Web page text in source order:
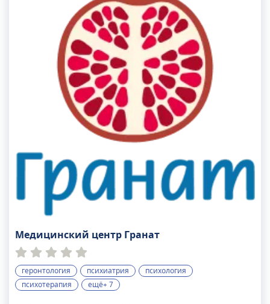
близкий вам человек отказывается даже
признавать проблему, доктор подскажет как
убедить его в необходимости лечения.
Медицинский центр Гранат
геронтология психиатрия
психология
психотерапия
ещё+ 7